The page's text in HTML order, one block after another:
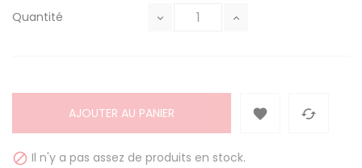
Quantité
AJOUTER AU PANIER  
 Il n'y a pas assez de produits en stock.